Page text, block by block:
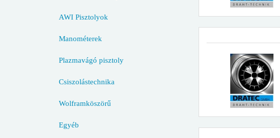
AWI Pisztolyok
Manométerek
Plazmavágó pisztoly
Csiszolástechnika
Wolframköszörű
Egyéb